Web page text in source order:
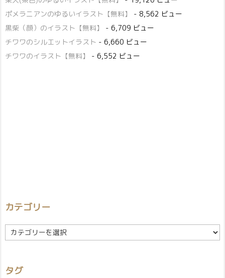
ポメラニアンのゆるいイラスト【無料】
- 8,562 ビュー
黒柴（顔）のイラスト【無料】
- 6,709 ビュー
チワワのシルエットイラスト - 6,660 ビュー
チワワのイラスト【無料】
- 6,552 ビュー
カテゴリー
カ
テ
ー
タグ